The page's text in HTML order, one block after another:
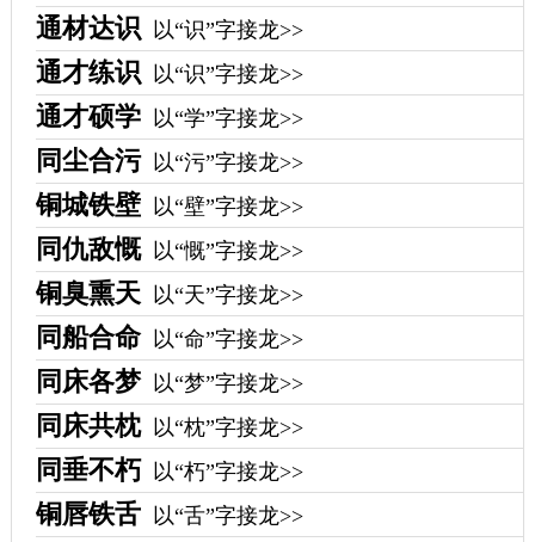
通材达识 以“识”字接龙>>
通才练识 以“识”字接龙>>
通才硕学 以“学”字接龙>>
同尘合污 以“污”字接龙>>
铜城铁壁 以“壁”字接龙>>
同仇敌慨 以“慨”字接龙>>
铜臭熏天 以“天”字接龙>>
同船合命 以“命”字接龙>>
同床各梦 以“梦”字接龙>>
同床共枕 以“枕”字接龙>>
同垂不朽 以“朽”字接龙>>
铜唇铁舌 以“舌”字接龙>>